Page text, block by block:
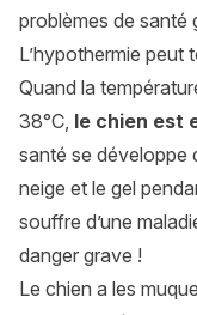
problèmes de santé
L’hypothermie peut
Quand la
38°C, le chien est
santé se développe
neige et le gel
souffre d’une
danger grave !
Le chien a les